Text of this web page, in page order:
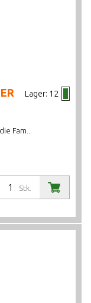
Lager: 12
Fam...
Stk.